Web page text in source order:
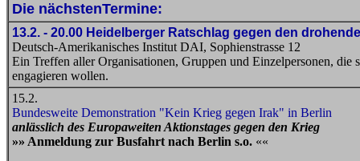
Die nächstenTermine:
13.2. - 20.00 Heidelberger Ratschlag gegen den
Deutsch-Amerikanisches Institut DAI, Sophienstrasse 12
Ein Treffen aller Organisationen, Gruppen und Einzelpersonen, die
engagieren wollen.
15.2.
Bundesweite Demonstration "Kein Krieg gegen Irak" in Berlin
anlässlich des Europaweiten Aktionstages gegen den Krieg
»» Anmeldung zur Busfahrt nach Berlin s.o. ««